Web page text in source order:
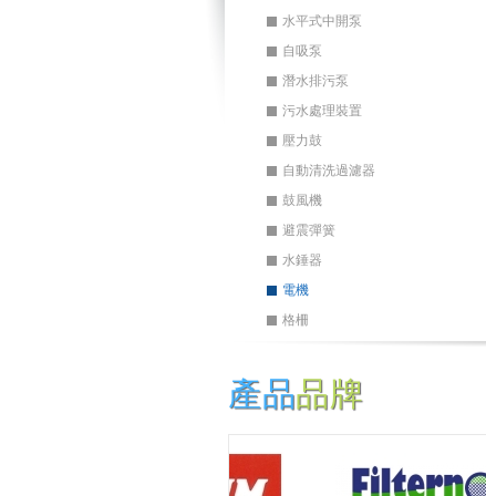
水平式中開泵
自吸泵
潛水排污泵
污水處理裝置
壓力鼓
自動清洗過濾器
鼓風機
避震彈簧
水錘器
電機
格柵
產品品牌